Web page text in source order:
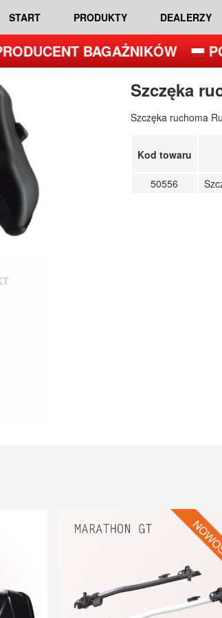
START PRODUKTY DEALERZY
BAGAŻNIKÓW
Szczęka
Szczęka ruchoma
Kod towaru
50556